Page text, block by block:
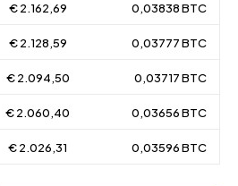
€ 2.162,69 0,03838 BTC
€ 2.128,59 0,03777 BTC
€ 2.094,50 0,03717 BTC
€ 2.060,40 0,03656 BTC
€ 2.026,31 0,03596 BTC